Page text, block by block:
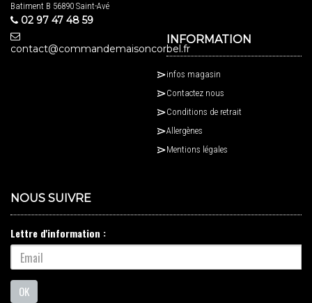
Batiment B 56890 Saint-Avé
02 97 47 48 59
contact@commandemaisoncorbel.fr
INFORMATION
infos magasin
Contactez nous
Conditions de retrait
Allergènes
Mentions légales
NOUS SUIVRE
Lettre d'information :
OK